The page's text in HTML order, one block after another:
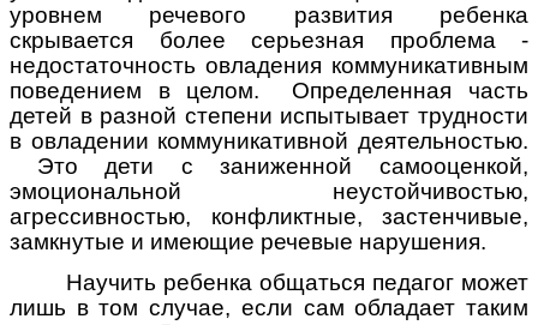
уровнем речевого развития ребенка
скрывается более серьезная проблема -
недостаточность овладения коммуникативным
поведением в целом. Определенная часть
детей в разной степени испытывает трудности
в овладении коммуникативной деятельностью.
Это дети с заниженной самооценкой,
эмоциональной неустойчивостью,
агрессивностью, конфликтные, застенчивые,
замкнутые и имеющие речевые нарушения.
Научить ребенка общаться педагог может
лишь в том случае, если сам обладает таким